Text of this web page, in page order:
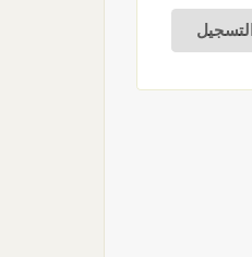
التسجيل